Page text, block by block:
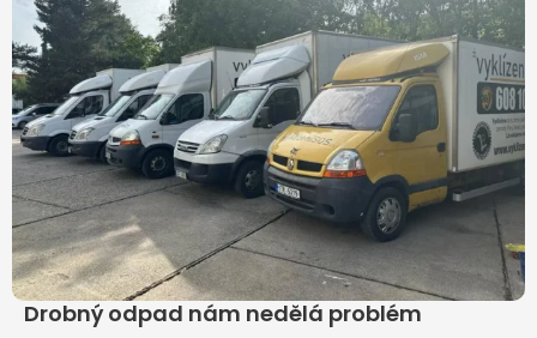
Drobný odpad nám nedělá problém